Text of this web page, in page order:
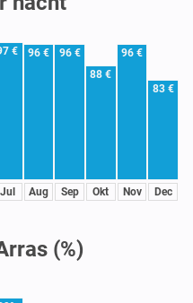
€
Jul
96 €
Aug
96 €
Sep
88 €
Okt
96 €
Nov
83 €
Dec
(%)